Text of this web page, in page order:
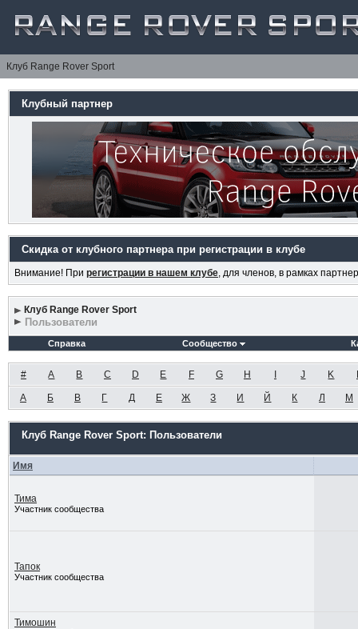
Клуб Range Rover Sport
Клубный партнер
Скидка от клубного партнера при регистрации в клубе
Внимание! При регистрации в нашем клубе, для членов, в рамках
Клуб Range Rover Sport
Пользователи
Справка Сообщество
# A B C D E F G H J K
А Б В Г Д Е Ж З И Й К Л М
Клуб Range Rover Sport: Пользователи
Имя
Тима
Участник сообщества
Тапок
Участник сообщества
Тимошин